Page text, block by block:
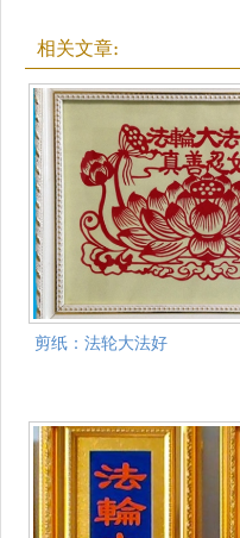
相关文章:
剪纸：法轮大法好